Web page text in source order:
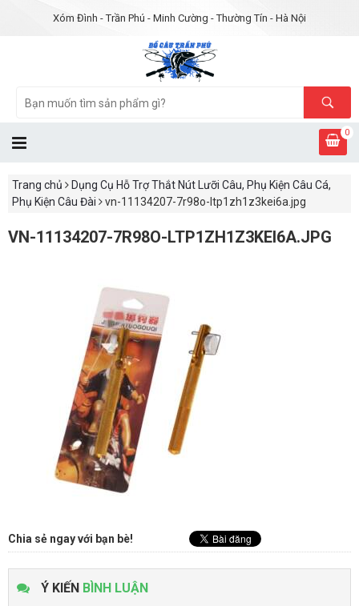
Xóm Đình - Trần Phú - Minh Cường - Thường Tín - Hà Nội
0
Trang chủ
Dụng Cụ Hỗ Trợ Thắt Nút Lưỡi Câu, Phụ Kiện Câu Cá,
Phụ Kiện Câu Đài
vn-11134207-7r98o-ltp1zh1z3kei6a.jpg
VN-11134207-7R98O-LTP1ZH1Z3KEI6A.JPG
Chia sẻ ngay với bạn bè!
Ý KIẾN BÌNH LUẬN